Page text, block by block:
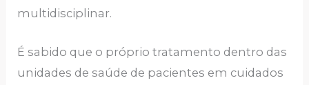
multidisciplinar.
É sabido que o próprio tratamento dentro das
unidades de saúde de pacientes em cuidados